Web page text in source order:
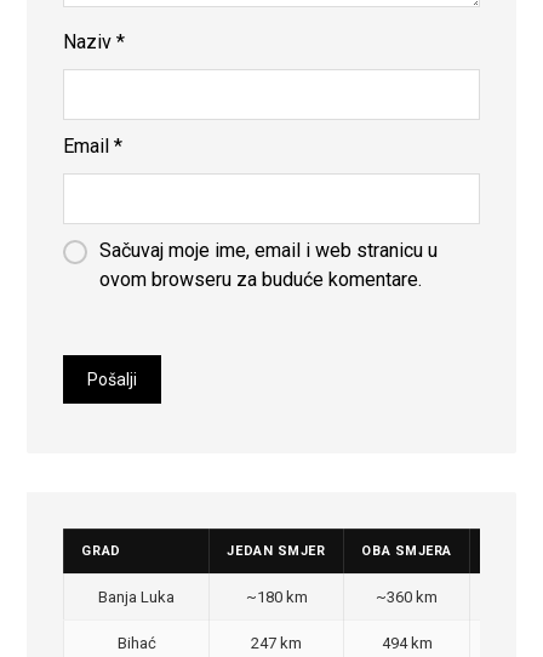
Naziv*
Email*
Sačuvaj moje ime, email i web stranicu u
ovom browseru za buduće komentare.
GRAD JEDAN SMJER OBA SMJERA
Banja Luka ~180 km ~360 km
Bihać 247 km 494 km